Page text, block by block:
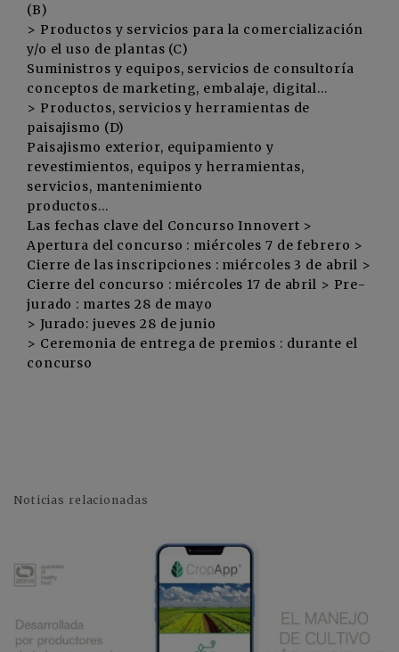
(B)
> Productos y servicios para la comercialización
y/o el uso de plantas (C)
Suministros y equipos, servicios de consultoría
conceptos de marketing, embalaje, digital...
> Productos, servicios y herramientas de
paisajismo (D)
Paisajismo exterior, equipamiento y
revestimientos, equipos y herramientas,
servicios, mantenimiento
productos...
Las fechas clave del Concurso Innovert >
Apertura del concurso : miércoles 7 de febrero >
Cierre de las inscripciones : miércoles 3 de abril >
Cierre del concurso : miércoles 17 de abril > Pre-
jurado : martes 28 de mayo
> Jurado: jueves 28 de junio
> Ceremonia de entrega de premios : durante el
concurso
Noticias relacionadas